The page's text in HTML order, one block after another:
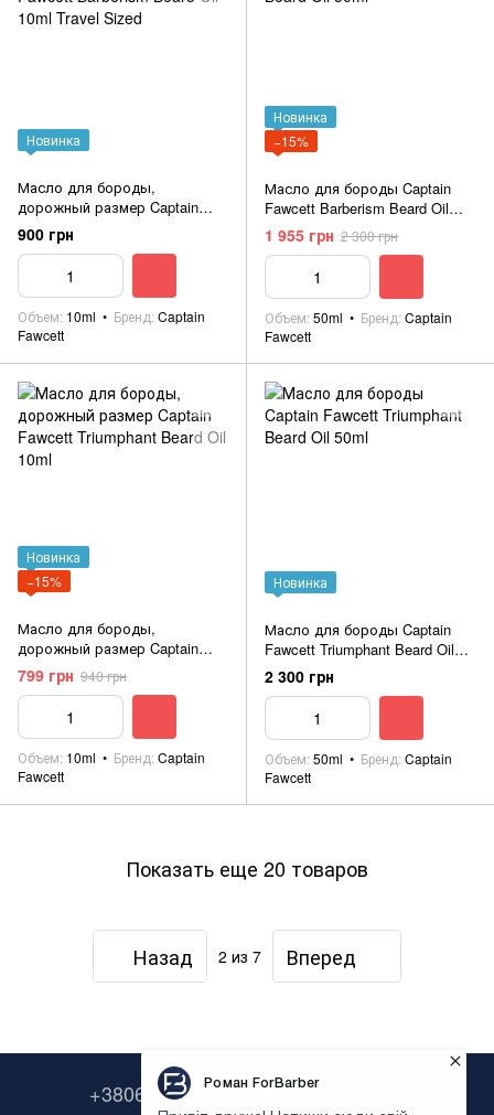
Новинка
Масло для бороды,
дорожный размер Captain
Fawcett Barberism Beard Oil
10ml Travel Sized
900 грн
Объем 10ml Бренд Captain
Fawcett
Новинка
−15%
Масло для бороды Captain
Fawcett Barberism Beard Oil
50ml
1 955 грн 2 300 грн
Объем 50ml Бренд Captain
Fawcett
Новинка
−15%
Масло для бороды,
дорожный размер Captain
Fawcett Triumphant Beard Oil
10ml
799 грн 940 грн
Объем 10ml Бренд Captain
Fawcett
Новинка
Масло для бороды Captain
Fawcett Triumphant Beard Oil
50ml
2 300 грн
Объем 50ml Бренд Captain
Fawcett
Показать еще 20 товаров
Назад 2 из 7 Вперед
+380638322646 +380673954135